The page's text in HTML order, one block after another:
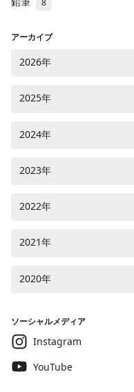
8
アーカイブ
2026年
2025年
2024年
2023年
2022年
2021年
2020年
ソーシャルメディア
Instagram
YouTube